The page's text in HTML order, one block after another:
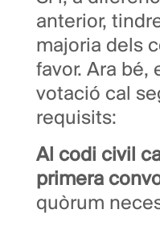
anterior,
majoria dels
favor. Ara bé,
votació cal
requisits:
Al codi civil
primera
quòrum